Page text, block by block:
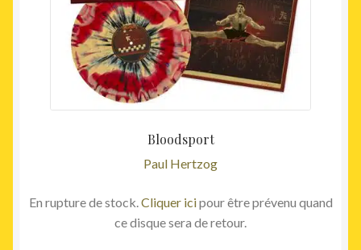
Bloodsport
Paul Hertzog
En rupture de stock.Cliquer icipour être prévenu quand
ce disque sera de retour.